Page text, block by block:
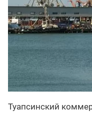
Туапсинский